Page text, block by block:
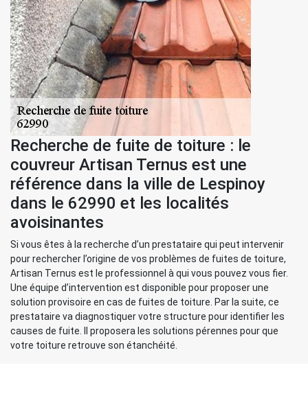
Recherche de fuite de toiture : le
couvreur Artisan Ternus est une
référence dans la ville de Lespinoy
dans le 62990 et les localités
avoisinantes
Si vous êtes à la recherche d’un prestataire qui peut intervenir
pour rechercher l’origine de vos problèmes de fuites de toiture,
Artisan Ternus est le professionnel à qui vous pouvez vous fier.
Une équipe d’intervention est disponible pour proposer une
solution provisoire en cas de fuites de toiture. Par la suite, ce
prestataire va diagnostiquer votre structure pour identifier les
causes de fuite. Il proposera les solutions pérennes pour que
votre toiture retrouve son étanchéité.